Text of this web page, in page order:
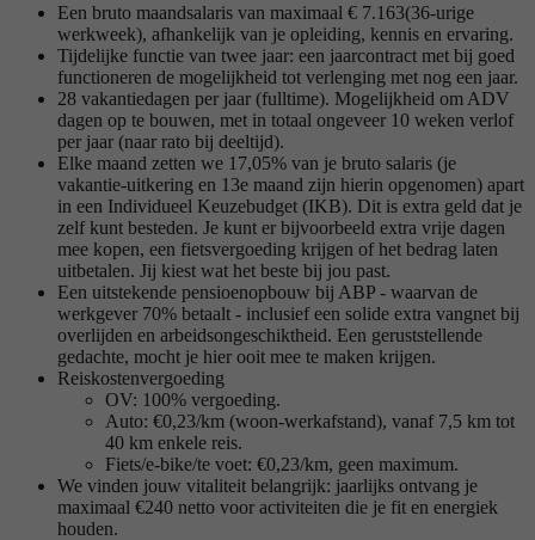
Een bruto maandsalaris van maximaal € 7.163(36-urige
werkweek), afhankelijk van je opleiding, kennis en ervaring.
Tijdelijke functie van twee jaar: een jaarcontract met bij goed
functioneren de mogelijkheid tot verlenging met nog een jaar.
28 vakantiedagen per jaar (fulltime). Mogelijkheid om ADV
dagen op te bouwen, met in totaal ongeveer 10 weken verlof
per jaar (naar rato bij deeltijd).
Elke maand zetten we 17,05% van je bruto salaris (je
vakantie-uitkering en 13e maand zijn hierin opgenomen) apart
in een Individueel Keuzebudget (IKB). Dit is extra geld dat je
zelf kunt besteden. Je kunt er bijvoorbeeld extra vrije dagen
mee kopen, een fietsvergoeding krijgen of het bedrag laten
uitbetalen. Jij kiest wat het beste bij jou past.
Een uitstekende pensioenopbouw bij ABP - waarvan de
werkgever 70% betaalt - inclusief een solide extra vangnet bij
overlijden en arbeidsongeschiktheid. Een geruststellende
gedachte, mocht je hier ooit mee te maken krijgen.
Reiskostenvergoeding
OV: 100% vergoeding.
Auto: €0,23/km (woon-werkafstand), vanaf 7,5 km tot
40 km enkele reis.
Fiets/e-bike/te voet: €0,23/km, geen maximum.
We vinden jouw vitaliteit belangrijk: jaarlijks ontvang je
maximaal €240 netto voor activiteiten die je fit en energiek
houden.